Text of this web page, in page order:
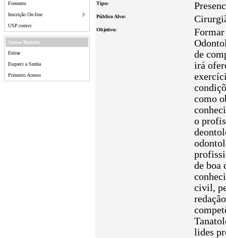
Fomento
Inscrição On-line
USP.comvc
Acesso Restrito
Entrar
Esqueci a Senha
Primeiro Acesso
Tipo:
Público Alvo:
Objetivo:
de
irá
como
o
de boa
civil,
lides